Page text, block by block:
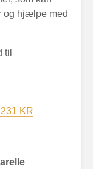
og hjælpe med
KR